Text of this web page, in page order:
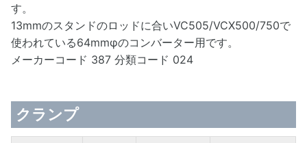
す。
13mmのスタンドのロッドに合いVC505/VCX500/750で
使われている64mmφのコンバーター用です。
メーカーコード 387 分類コード 024
クランプ